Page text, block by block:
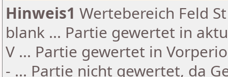
Hinweis1 Wertebereich Feld
blank ... Partie gewertet in
V ... Partie gewertet in
- ... Partie nicht gewertet, da